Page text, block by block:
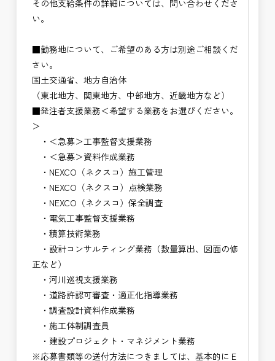
その他支給条件の詳細については、問い合わせくださ
い。
■勤務地について、ご希望のある方は別途ご相談くだ
さい。
国土交通省、地方自治体
（東北地方、関東地方、中部地方、近畿地方など）
■発注者支援業務＜希望する業務をお選びください。
＞
・＜急募＞工事監督支援業務
・＜急募＞資料作成業務
・NEXCO（ネクスコ）施工管理
・NEXCO（ネクスコ）点検業務
・NEXCO（ネクスコ）保全調査
・電気工事監督支援業務
・積算技術業務
・設計コンサルティング業務（数量算出、図面の修
正など）
・河川巡視支援業務
・道路許認可審査・適正化指導業務
・調査設計資料作成業務
・施工体制調査員
・建設プロジェクト・マネジメント業務
※応募書類等の送付方法につきましては、基本的にＥ